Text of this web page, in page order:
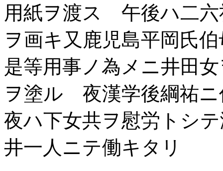
用紙ヲ渡ス 午後ハ二六
ヲ画キ又鹿児島平岡氏
是等用事ノ為メニ井田
ヲ塗ル 夜漢学後綱祐
夜ハ下女共ヲ慰労トシ
井一人ニテ働キタリ